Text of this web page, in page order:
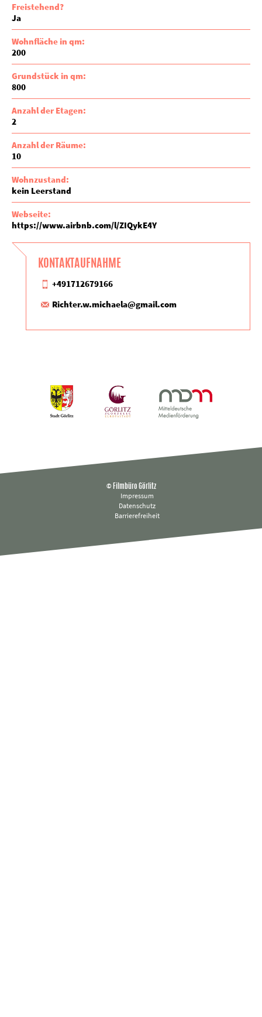
Freistehend?
Ja
Wohnfläche in qm:
200
Grundstück in qm:
800
Anzahl der Etagen:
2
Anzahl der Räume:
10
Wohnzustand:
kein Leerstand
Webseite:
https://www.airbnb.com/l/ZIQykE4Y
KONTAKTAUFNAHME
+491712679166
Richter.w.michaela@gmail.com
© Filmbüro Görlitz
Impressum
Datenschutz
Barrierefreiheit